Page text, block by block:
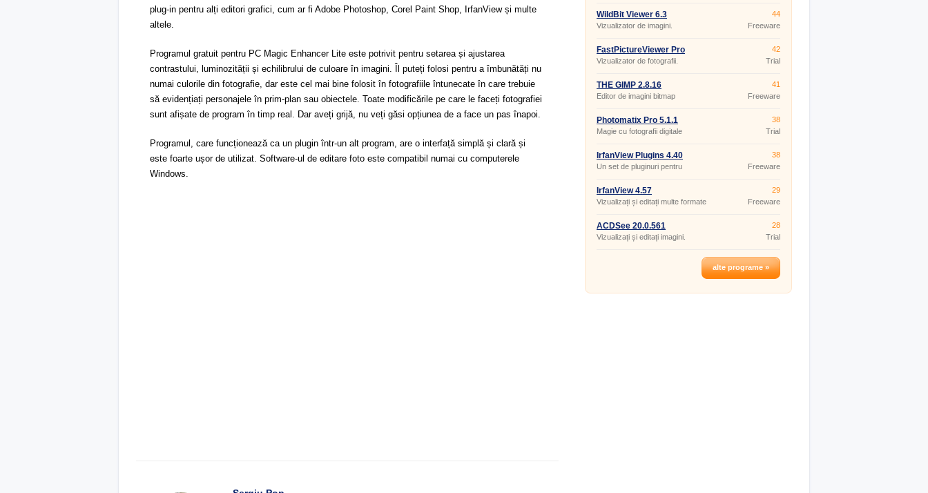
plug-in pentru alți editori grafici, cum ar fi Adobe Photoshop, Corel Paint Shop, IrfanView și multe
altele.
Programul gratuit pentru PC Magic Enhancer Lite este potrivit pentru setarea și ajustarea
contrastului, luminozității și echilibrului de culoare în imagini. Îl puteți folosi pentru a îmbunătăți nu
numai culorile din fotografie, dar este cel mai bine folosit în fotografiile întunecate în care trebuie
să evidențiați personajele în prim-plan sau obiectele. Toate modificările pe care le faceți fotografiei
sunt afișate de program în timp real. Dar aveți grijă, nu veți găsi opțiunea de a face un pas înapoi.
Programul, care funcționează ca un plugin într-un alt program, are o interfață simplă și clară și
este foarte ușor de utilizat. Software-ul de editare foto este compatibil numai cu computerele
Windows.
WildBit Viewer 6.3
Vizualizator de imagini.
44
Freeware
FastPictureViewer Pro
1.9.350.0
Vizualizator de fotografii.
42
Trial
THE GIMP 2.8.16
Editor de imagini bitmap
41
Freeware
Photomatix Pro 5.1.1
Magie cu fotografii digitale
38
Trial
IrfanView Plugins 4.40
Un set de pluginuri pentru
38
Freeware
IrfanView 4.57
Vizualizați și editați multe formate
29
Freeware
ACDSee 20.0.561
Vizualizați și editați imagini.
28
Trial
alte programe »